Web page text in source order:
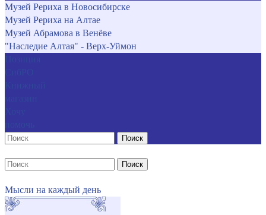
Музей Рериха в Новосибирске
Музей Рериха на Алтае
Музей Абрамова в Венёве
"Наследие Алтая" - Верх-Уймон
Поиск
Поиск
Мысли на каждый день